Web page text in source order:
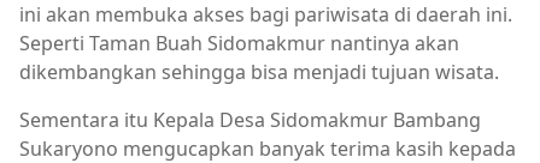
ini akan membuka akses bagi pariwisata di daerah ini.
Seperti Taman Buah Sidomakmur nantinya akan
dikembangkan sehingga bisa menjadi tujuan wisata.
Sementara itu Kepala Desa Sidomakmur Bambang
Sukaryono mengucapkan banyak terima kasih kepada